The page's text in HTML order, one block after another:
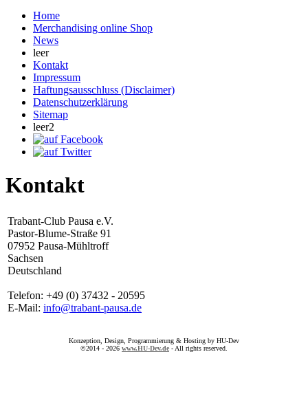
Home
Merchandising online Shop
News
leer
Kontakt
Impressum
Haftungsausschluss (Disclaimer)
Datenschutzerklärung
Sitemap
leer2
Kontakt
Trabant-Club Pausa e.V.
Pastor-Blume-Straße 91
07952 Pausa-Mühltroff
Sachsen
Deutschland
Telefon: +49 (0) 37432 - 20595
E-Mail: info@trabant-pausa.de
Konzeption, Design, Programmierung & Hosting by HU-Dev
©2014 - 2026 www.HU-Dev.de - All rights reserved.